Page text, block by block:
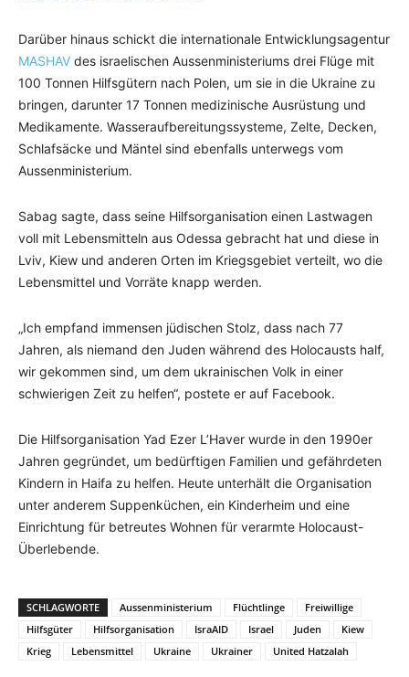
Darüber hinaus schickt die internationale Entwicklungsagentur
MASHAV des israelischen Aussenministeriums drei Flüge mit
100 Tonnen Hilfsgütern nach Polen, um sie in die Ukraine zu
bringen, darunter 17 Tonnen medizinische Ausrüstung und
Medikamente. Wasseraufbereitungssysteme, Zelte, Decken,
Schlafsäcke und Mäntel sind ebenfalls unterwegs vom
Aussenministerium.
Sabag sagte, dass seine Hilfsorganisation einen Lastwagen
voll mit Lebensmitteln aus Odessa gebracht hat und diese in
Lviv, Kiew und anderen Orten im Kriegsgebiet verteilt, wo die
Lebensmittel und Vorräte knapp werden.
„Ich empfand immensen jüdischen Stolz, dass nach 77
Jahren, als niemand den Juden während des Holocausts half,
wir gekommen sind, um dem ukrainischen Volk in einer
schwierigen Zeit zu helfen“, postete er auf Facebook.
Die Hilfsorganisation Yad Ezer L’Haver wurde in den 1990er
Jahren gegründet, um bedürftigen Familien und gefährdeten
Kindern in Haifa zu helfen. Heute unterhält die Organisation
unter anderem Suppenküchen, ein Kinderheim und eine
Einrichtung für betreutes Wohnen für verarmte Holocaust-
Überlebende.
SCHLAGWORTE Aussenministerium Flüchtlinge
Freiwillige
Hilfsgüter
Hilfsorganisation IsraAID Israel Juden
Kiew
Krieg
Lebensmittel Ukraine Ukrainer United Hatzalah